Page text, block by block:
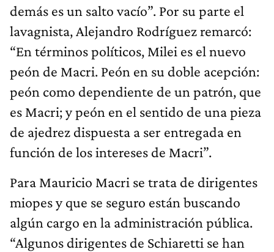
demás es un salto vacío”. Por su parte el
lavagnista, Alejandro Rodríguez remarcó:
“En términos políticos, Milei es el nuevo
peón de Macri. Peón en su doble acepción:
peón como dependiente de un patrón, que
es Macri; y peón en el sentido de una pieza
de ajedrez dispuesta a ser entregada en
función de los intereses de Macri”.
Para Mauricio Macri se trata de dirigentes
miopes y que se seguro están buscando
algún cargo en la administración pública.
“Algunos dirigentes de Schiaretti se han